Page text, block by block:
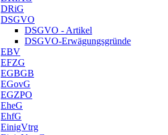
DRiG
DSGVO
DSGVO - Artikel
DSGVO-Erwägungsgründe
EBV
EFZG
EGBGB
EGovG
EGZPO
EheG
EhfG
EinigVtrg